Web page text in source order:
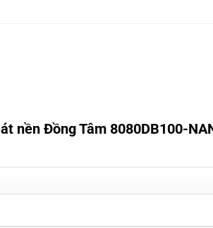
nền Đồng Tâm 8080DB100-